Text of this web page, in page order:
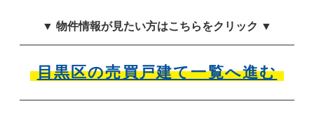
▼ 物件情報が見たい方はこちらをクリック ▼
目黒区の売買戸建て一覧へ進む